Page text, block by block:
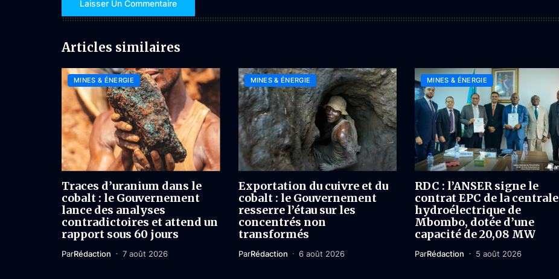
Articles similaires
MINES & ÉNERGIE
Traces d’uranium dans le
cobalt : le Gouvernement
lance des analyses
contradictoires et attend un
rapport sous 60 jours
ParRédaction 7 août 2026
MINES & ÉNERGIE
Exportation du cuivre et du
cobalt : le Gouvernement
resserre l’étau sur les
concentrés non
transformés
ParRédaction 6 août 2026
MINES & ÉNERGIE
RDC : l’ANSER signe le
contrat EPC de la centrale
hydroélectrique de
Mbombo, dotée d’une
capacité de 20,08 MW
ParRédaction 5 août 2026